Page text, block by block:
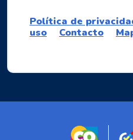
Política de
uso
Contacto
Logo